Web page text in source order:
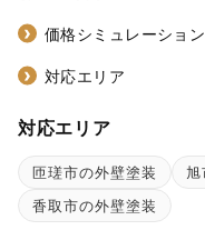
価格シミュレーション
対応エリア
対応エリア
匝瑳市の外壁塗装 旭
香取市の外壁塗装